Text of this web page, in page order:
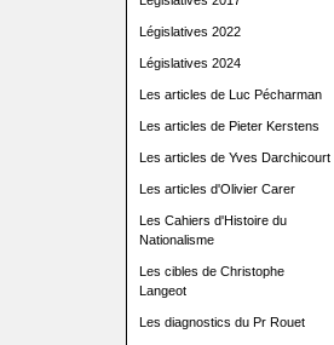
Législatives 2022
Législatives 2024
Les articles de Luc Pécharman
Les articles de Pieter Kerstens
Les articles de Yves Darchicourt
Les articles d'Olivier Carer
Les Cahiers d'Histoire du
Nationalisme
Les cibles de Christophe
Langeot
Les diagnostics du Pr Rouet